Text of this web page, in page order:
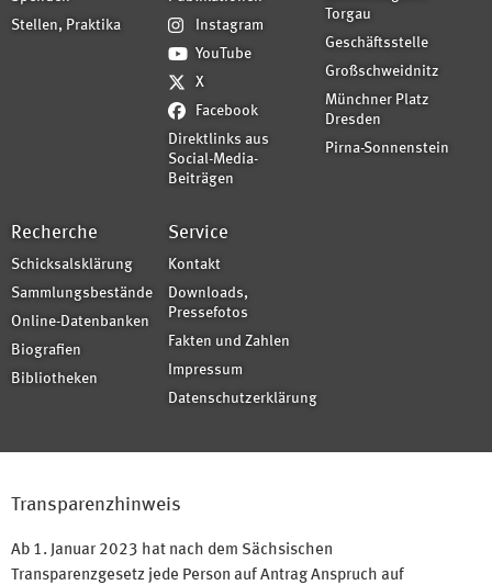
Stellen, Praktika
Instagram
YouTube
X
Facebook
Direktlinks aus
Social-Media-
Beiträgen
Torgau
Geschäftsstelle
Großschweidnitz
Münchner Platz
Dresden
Pirna-Sonnenstein
Recherche
Schicksalsklärung
Sammlungsbestände
Online-Datenbanken
Biografien
Bibliotheken
Service
Kontakt
Downloads,
Pressefotos
Fakten und Zahlen
Impressum
Datenschutzerklärung
Transparenzhinweis
Ab 1. Januar 2023 hat nach dem Sächsischen
Transparenzgesetz jede Person auf Antrag Anspruch auf